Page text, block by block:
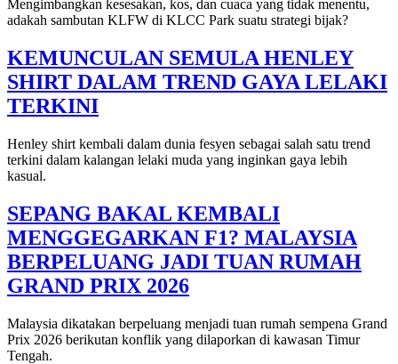
Mengimbangkan kesesakan, kos, dan cuaca yang tidak menentu,
adakah sambutan KLFW di KLCC Park suatu strategi bijak?
KEMUNCULAN SEMULA HENLEY
SHIRT DALAM TREND GAYA LELAKI
TERKINI
Henley shirt kembali dalam dunia fesyen sebagai salah satu trend
terkini dalam kalangan lelaki muda yang inginkan gaya lebih
kasual.
SEPANG BAKAL KEMBALI
MENGGEGARKAN F1? MALAYSIA
BERPELUANG JADI TUAN RUMAH
GRAND PRIX 2026
Malaysia dikatakan berpeluang menjadi tuan rumah sempena Grand
Prix 2026 berikutan konflik yang dilaporkan di kawasan Timur
Tengah.